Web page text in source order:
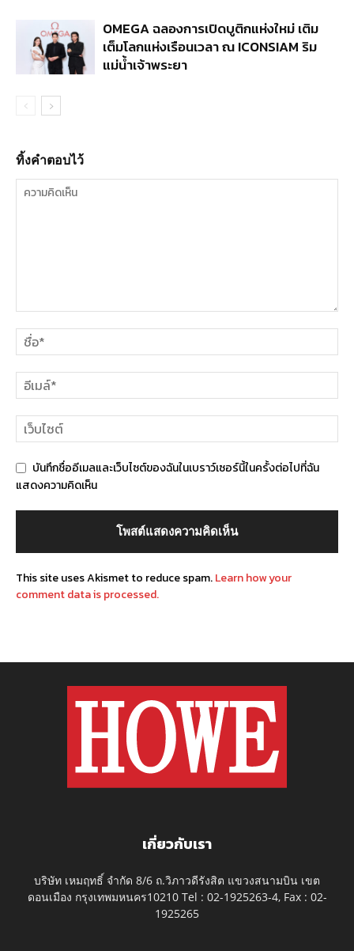
OMEGA ฉลองการเปิดบูติกแห่งใหม่ เติม
เต็มโลกแห่งเรือนเวลา ณ ICONSIAM ริม
แม่น้ำเจ้าพระยา
ทิ้งคำตอบไว้
บันทึกชื่ออีเมลและเว็บไซต์ของฉันในเบราว์เซอร์นี้ในครั้งต่อไปที่ฉัน
แสดงความคิดเห็น
This site uses Akismet to reduce spam.Learn how your
comment data is processed.
เกี่ยวกับเรา
บริษัท เหมฤทธิ์ จำกัด 8/6 ถ.วิภาวดีรังสิต แขวงสนามบิน เขต
ดอนเมือง กรุงเทพมหนคร10210 Tel : 02-1925263-4, Fax : 02-
1925265